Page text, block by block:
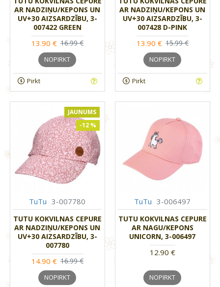
AR NADZIŅU/KEPONS UN
UV+30 AIZSARDZĪBU, 3-
007422 GREEN
13.90 € 16.99 €
NOPIRKT
Pirkt
AR NADZIŅU/KEPONS UN
UV+30 AIZSARDZĪBU, 3-
007428 D-PINK
13.90 € 15.99 €
NOPIRKT
Pirkt
JAUNUMS
-12 %
TuTu 3-007780
TUTU KOKVILNAS CEPURE
AR NADZIŅU/KEPONS UN
UV+30 AIZSARDZĪBU, 3-
007780
14.90 € 16.99 €
NOPIRKT
TuTu 3-006497
TUTU KOKVILNAS CEPURE
AR NAGU/KEPONS
UNICORN, 3-006497
12.90 €
NOPIRKT